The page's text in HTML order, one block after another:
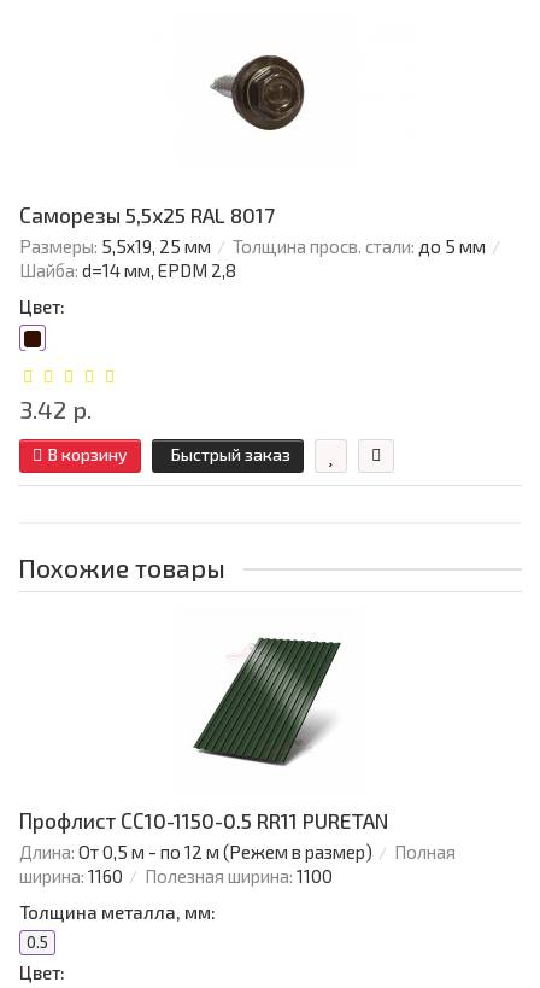
Саморезы 5,5х25 RAL 8017
Размеры: 5,5х19, 25 мм Толщина просв. стали: до 5 мм
Шайба: d=14 мм, EPDM 2,8
Цвет:
3.42 р.
В корзину Быстрый заказ
Похожие товары
Профлист СС10-1150-0.5 RR11 PURETAN
Длина: От 0,5 м - по 12 м (Режем в размер)
Полная
ширина: 1160 Полезная ширина: 1100
Толщина металла, мм:
0.5
Цвет: